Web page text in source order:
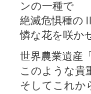
ンの一種で
絶滅危惧種の
憐な花を咲か
世界農業遺産
このような貴
そしてこれか